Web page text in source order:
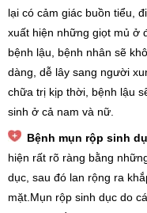
lại có cảm giác buồn tiểu,
xuất hiện những giọt mủ ở
bệnh lậu, bệnh nhân sẽ
dàng, dễ lây sang người
chữa trị kịp thời, bệnh lậu
sinh ở cả nam và nữ.
Bệnh mụn rộp sinh
hiện rất rõ ràng bằng
dục, sau đó lan rộng ra
mặt.Mụn rộp sinh dục do